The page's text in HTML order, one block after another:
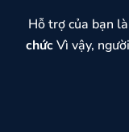
Hỗ trợ của bạn
chứcVì vậy,